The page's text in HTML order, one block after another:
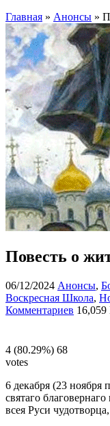
Главная » Анонсы »
Повесть о
06/12/2024 Анонсы,
Воскресная Школа,
Комментариев
4 (80.29%) 68
votes
6 декабря (23 ноября
святаго
всея Руси